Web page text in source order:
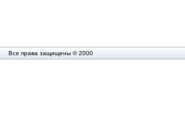
Все права защищены © 2000